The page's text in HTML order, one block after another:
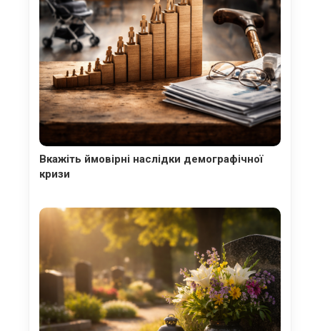
Вкажіть ймовірні наслідки демографічної
кризи